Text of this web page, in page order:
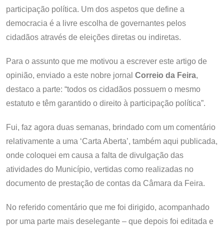
participação política. Um dos aspetos que define a
democracia é a livre escolha de governantes pelos
cidadãos através de eleições diretas ou indiretas.
Para o assunto que me motivou a escrever este artigo de
opinião, enviado a este nobre jornal Correio da Feira,
destaco a parte: “todos os cidadãos possuem o mesmo
estatuto e têm garantido o direito à participação política”.
Fui, faz agora duas semanas, brindado com um comentário
relativamente a uma ‘Carta Aberta’, também aqui publicada,
onde coloquei em causa a falta de divulgação das
atividades do Município, vertidas como realizadas no
documento de prestação de contas da Câmara da Feira.
No referido comentário que me foi dirigido, acompanhado
por uma parte mais deselegante – que depois foi editada e